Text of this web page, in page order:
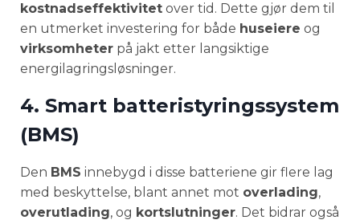
kostnadseffektivitet over tid. Dette gjør dem til
en utmerket investering for både huseiere og
virksomheter på jakt etter langsiktige
energilagringsløsninger.
4. Smart batteristyringssystem
(BMS)
Den BMS innebygd i disse batteriene gir flere lag
med beskyttelse, blant annet mot overlading,
overutlading, og kortslutninger. Det bidrar også